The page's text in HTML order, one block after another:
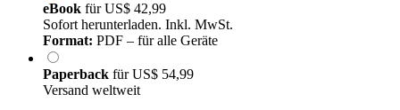
eBook fürUS$ 42,99
Sofort herunterladen. Inkl. MwSt.
Format: PDF – für alle Geräte
Paperback fürUS$ 54,99
Versand weltweit